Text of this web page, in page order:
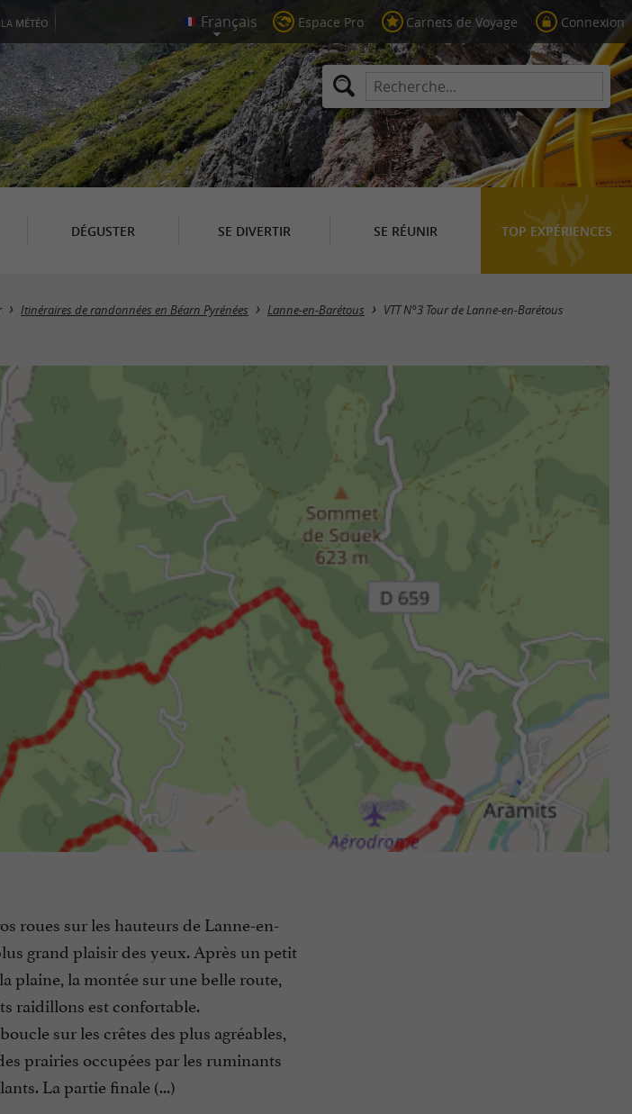
LA MÉTÉO Espace Pro Carnets de Voyage Connexion
DÉGUSTER SE DIVERTIR SE RÉUNIR TOP EXPÉRIENCES
Itinéraires de randonnées en Béarn Pyrénées Lanne-en-Barétous VTT N°3 Tour de Lanne-en-Barétous
roues sur les hauteurs de Lanne-en-
grand plaisir des yeux. Après un petit
plaine, la montée sur une belle route,
raidillons est confortable.
sur les crêtes des plus agréables,
prairies occupées par les ruminants
La partie finale (...)